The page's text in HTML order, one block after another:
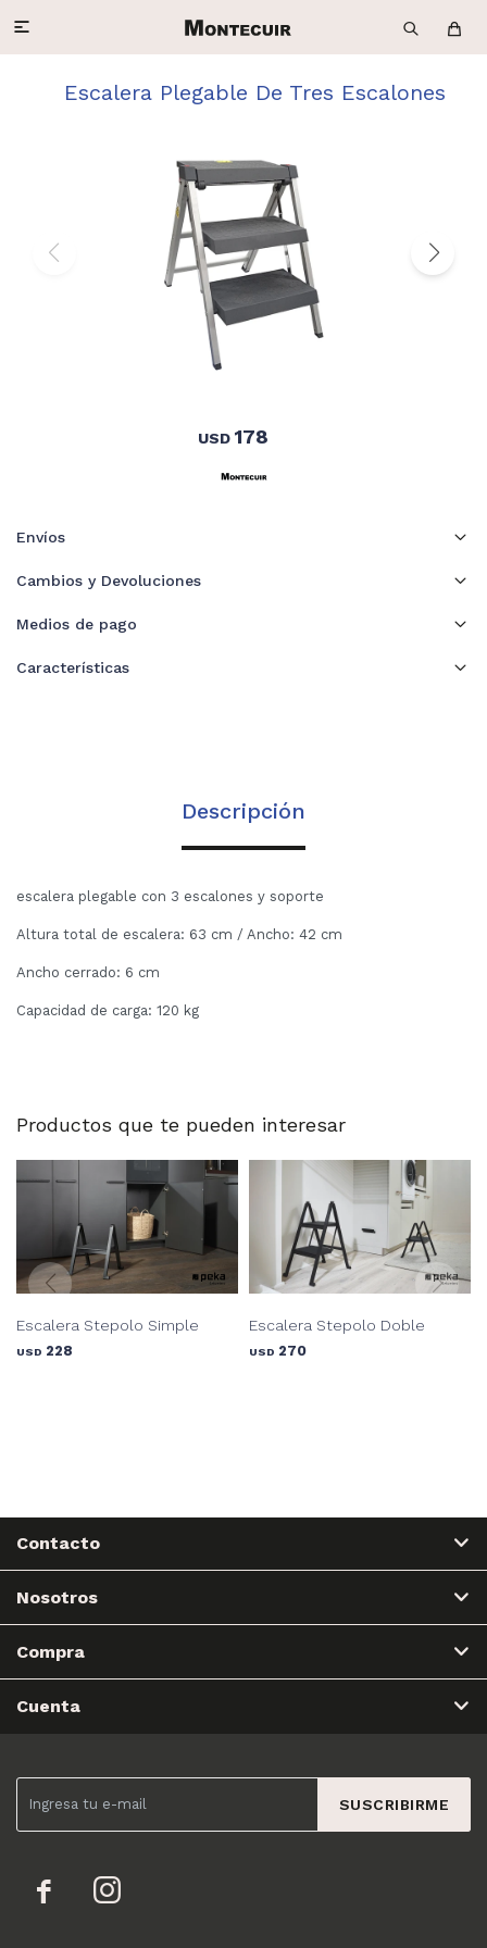

Escalera Plegable De Tres Escalones
USD 178
Envíos
Cambios y Devoluciones
Medios de pago
Características
Descripción
escalera plegable con 3 escalones y soporte
Altura total de escalera: 63 cm / Ancho: 42 cm
Ancho cerrado: 6 cm
Capacidad de carga: 120 kg
Productos que te pueden interesar
Escalera Stepolo Simple
USD 228
Escalera Stepolo Doble
USD 270
SUSCRIBIRME
 
Contacto
Nosotros
Compra
Cuenta